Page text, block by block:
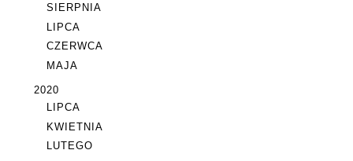
SIERPNIA
LIPCA
CZERWCA
MAJA
2020
LIPCA
KWIETNIA
LUTEGO